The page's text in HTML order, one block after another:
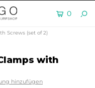
0
Screws (set of 2)
with
hinzufügen